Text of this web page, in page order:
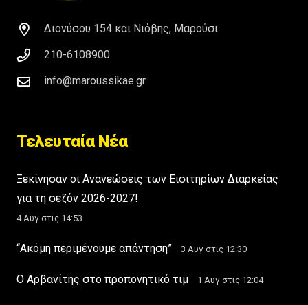
Διονύσου 154 και Νιόβης, Μαρούσι
210-6108900
info@maroussikae.gr
Τελευταία Νέα
Ξεκίνησαν οι Ανανεώσεις των Εισιτηρίων Διαρκείας
για τη σεζόν 2026-2027!
4 Αυγ στις 14:53
“Ακόμη περιμένουμε απάντηση” 3 Αυγ στις 12:30
Ο Αρβανίτης στο προπονητικό τιμ 1 Αυγ στις 12:04